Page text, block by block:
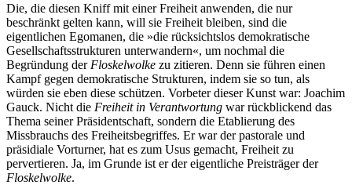
Die, die diesen Kniff mit einer Freiheit anwenden, die nur
beschränkt gelten kann, will sie Freiheit bleiben, sind die
eigentlichen Egomanen, die »die rücksichtslos demokratische
Gesellschaftsstrukturen unterwandern«, um nochmal die
Begründung der Floskelwolke zu zitieren. Denn sie führen einen
Kampf gegen demokratische Strukturen, indem sie so tun, als
würden sie eben diese schützen. Vorbeter dieser Kunst war: Joachim
Gauck. Nicht die Freiheit in Verantwortung war rückblickend das
Thema seiner Präsidentschaft, sondern die Etablierung des
Missbrauchs des Freiheitsbegriffes. Er war der pastorale und
präsidiale Vorturner, hat es zum Usus gemacht, Freiheit zu
pervertieren. Ja, im Grunde ist er der eigentliche Preisträger der
Floskelwolke.